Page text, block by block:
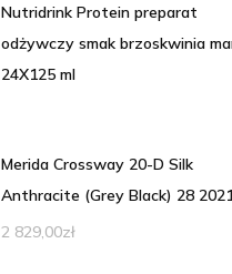
Nutridrink Protein preparat
odżywczy smak brzoskwinia
24X125 ml
Merida Crossway 20-D Silk
Anthracite (Grey Black) 28
2 829,00zł